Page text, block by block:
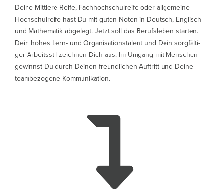
Deine Mitt­lere Reife, Fach­hoch­schul­reife oder all­ge­meine
Hoch­schul­reife hast Du mit guten Noten in Deutsch, Eng­lisch
und Mathe­ma­tik abge­legt. Jetzt soll das Berufs­le­ben star­ten.
Dein hohes Lern- und Orga­ni­sa­ti­ons­ta­lent und Dein sorg­fäl­ti­
ger Arbeits­stil zeichnen Dich aus. Im Umgang mit Men­schen
gewin­nst Du durch Deinen freund­li­chen Auf­tritt und Deine
team­be­zo­gene Kom­mu­ni­ka­tion.
